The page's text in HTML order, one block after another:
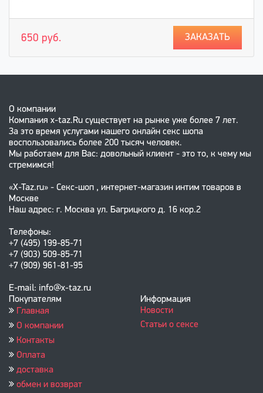
650 руб. ЗАКАЗАТЬ
О компании
Компания x-taz.Ru существует на рынке уже более 7 лет.
За это время услугами нашего онлайн секс шопа
воспользовались более 200 тысяч человек.
Мы работаем для Вас: довольный клиент - это то, к чему мы
стремимся!
«X-Taz.ru» - Секс-шоп , интернет-магазин интим товаров в
Москве
Наш адрес: г. Москва ул. Багрицкого д. 16 кор.2
Телефоны:
+7 (495) 199-85-71
+7 (903) 509-85-71
+7 (909) 961-81-95
E-mail: info@x-taz.ru
Покупателям
Главная
О компании
Контакты
Оплата
доставка
обмен и возврат
Информация
Новости
Статьи о сексе